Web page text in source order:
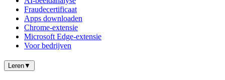
Fraudecertificaat
Apps downloaden
Chrome-extensie
Microsoft Edge-extensie
Voor bedrijven
Leren▼